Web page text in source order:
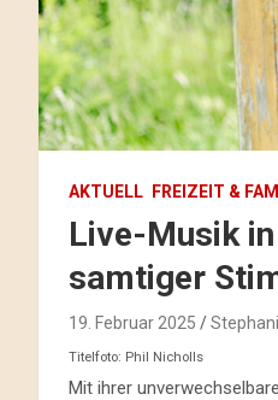
AKTUELL FREIZEIT &
Live-Musik
samtiger
19. Februar 2025
Titelfoto: Phil Nicholls
Mit ihrer